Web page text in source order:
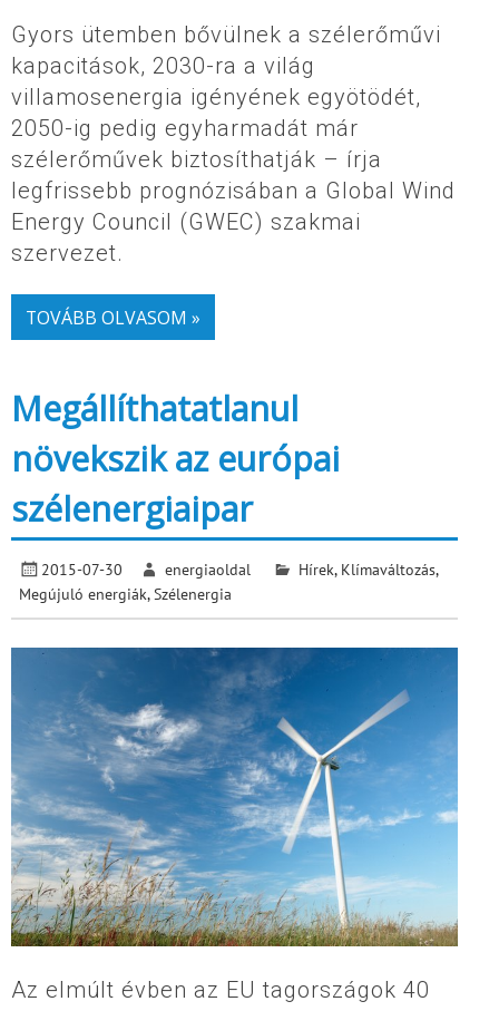
Gyors ütemben bővülnek a szélerőművi
kapacitások, 2030-ra a világ
villamosenergia igényének egyötödét,
2050-ig pedig egyharmadát már
szélerőművek biztosíthatják – írja
legfrissebb prognózisában a Global Wind
Energy Council (GWEC) szakmai
szervezet.
TOVÁBB OLVASOM »
Megállíthatatlanul
növekszik az európai
szélenergiaipar
2015-07-30 energiaoldal Hírek, Klímaváltozás,
Megújuló energiák, Szélenergia
Az elmúlt évben az EU tagországok 40